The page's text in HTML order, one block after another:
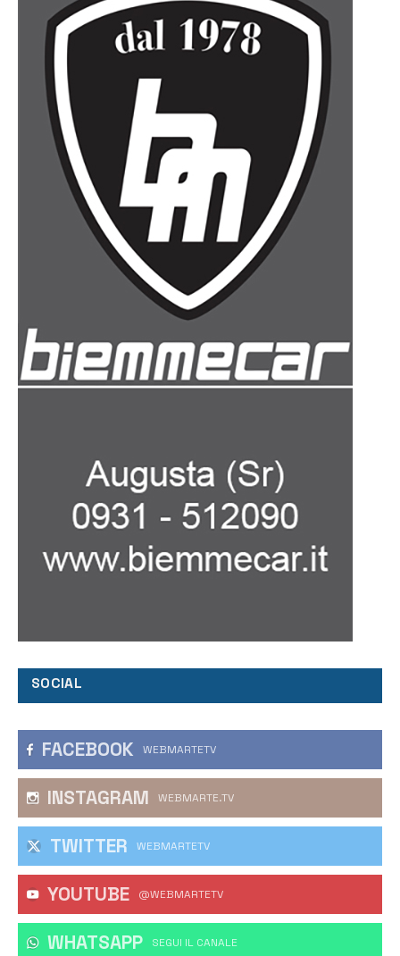
SOCIAL
FACEBOOK WEBMARTETV
INSTAGRAM WEBMARTE.TV
TWITTER WEBMARTETV
YOUTUBE @WEBMARTETV
WHATSAPP ‎SEGUI IL CANALE